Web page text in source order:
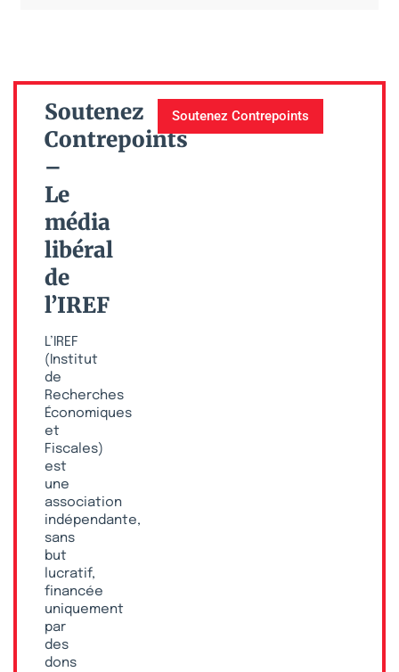
Soutenez
Contrepoints
–
Le
média
libéral
de
l’IREF
L’IREF
(Institut
de
Recherches
Économiques
et
Fiscales)
est
une
association
indépendante,
sans
but
lucratif,
financée
uniquement
par
des
dons
Soutenez Contrepoints